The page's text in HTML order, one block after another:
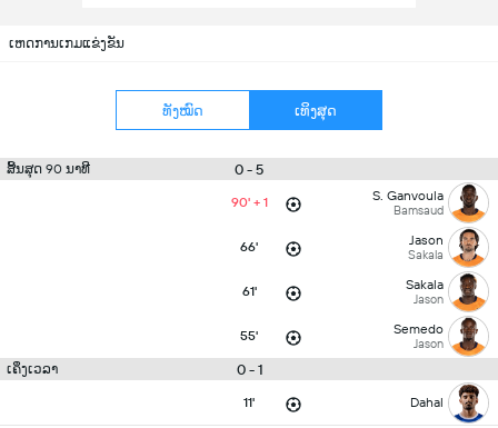
ເຫດການເກມແຂ່ງຂັນ
ທັງໝົດ ເທິງສຸດ
ສິ້ນສຸດ 90 ນາທີ 0 - 5
90' + 1 S. Ganvoula
Bamsaud
66' Jason
Sakala
61' Sakala
Jason
55' Semedo
Jason
ເຄິ່ງເວລາ 0 - 1
11' Dahal